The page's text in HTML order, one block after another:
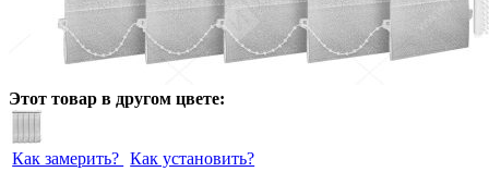
Этот товар в другом цвете:
Как замерить? Как установить?